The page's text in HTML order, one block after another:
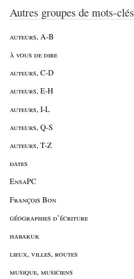
Autres groupes de mots-clés
auteurs, A-B
à vous de dire
auteurs, C-D
auteurs, E-H
auteurs, I-L
auteurs, Q-S
auteurs, T-Z
dates
EnsaPC
François Bon
géographies d’écriture
habakuk
lieux, villes, routes
musique, musiciens